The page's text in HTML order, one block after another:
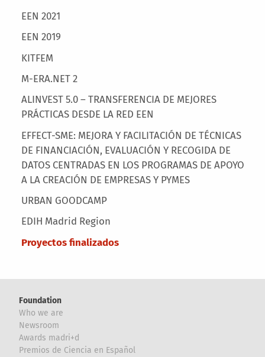
EEN 2021
EEN 2019
KITFEM
M-ERA.NET 2
ALINVEST 5.0 – TRANSFERENCIA DE MEJORES
PRÁCTICAS DESDE LA RED EEN
EFFECT-SME: MEJORA Y FACILITACIÓN DE TÉCNICAS
DE FINANCIACIÓN, EVALUACIÓN Y RECOGIDA DE
DATOS CENTRADAS EN LOS PROGRAMAS DE APOYO
A LA CREACIÓN DE EMPRESAS Y PYMES
URBAN GOODCAMP
EDIH Madrid Region
Proyectos finalizados
Foundation
Who we are
Newsroom
Awards madri+d
Premios de Ciencia en Español